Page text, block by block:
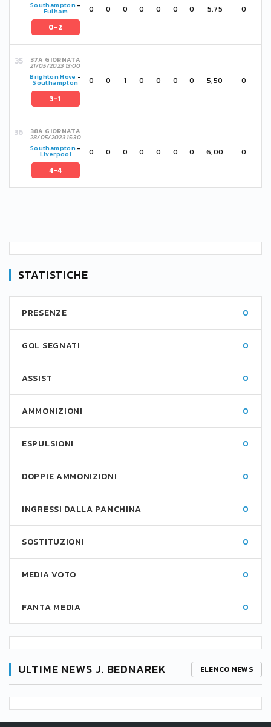
Southampton-
Fulham
0-2
0 0 0 0 0 0 0 5,75 0
37A GIORNATA
21/05/2023 13:00
Brighton Hove -
Southampton
3-1
0 0 1 0 0 0 0 5,50 0
38A GIORNATA
28/05/2023 15:30
Southampton-
Liverpool
4-4
0 0 0 0 0 0 0 6,00 0
STATISTICHE
PRESENZE 0
GOL SEGNATI 0
ASSIST 0
AMMONIZIONI 0
ESPULSIONI 0
DOPPIE AMMONIZIONI 0
INGRESSI DALLA PANCHINA 0
SOSTITUZIONI 0
MEDIA VOTO 0
FANTA MEDIA 0
ULTIME NEWS J. BEDNAREK ELENCO NEWS